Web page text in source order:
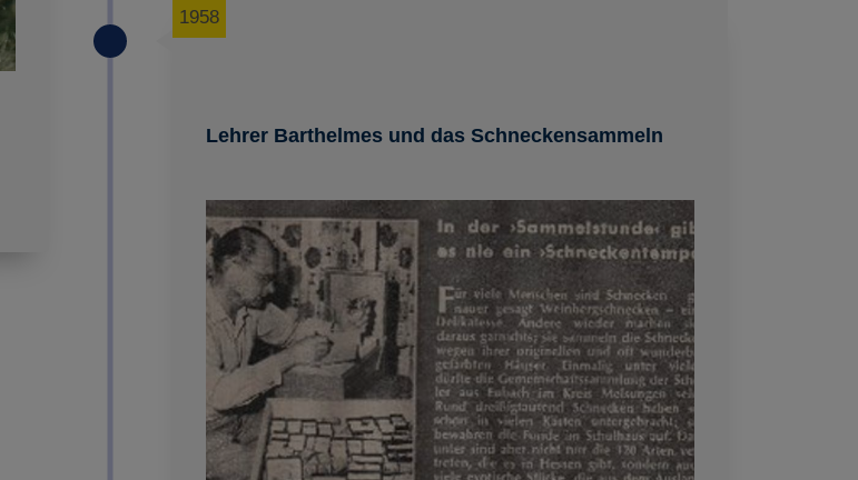
Lehrer Barthelmes und das Schneckensammeln
1958